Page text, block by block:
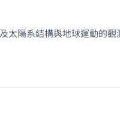
太陽系結構與地球運動的觀